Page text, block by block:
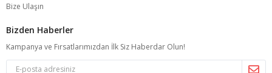
Bize Ulaşın
Bizden Haberler
Kampanya ve Fırsatlarımızdan İlk Siz Haberdar Olun!